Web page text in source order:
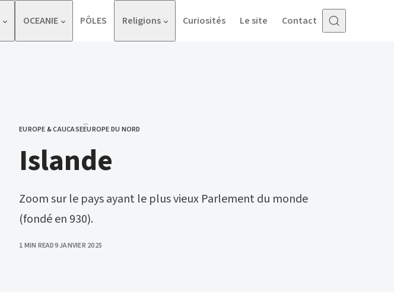
OCEANIE PÔLES Religions Curiosités Le site Contact
CATEGORY
EUROPE & CAUCASEEUROPE DU NORD
Islande
Zoom sur le pays ayant le plus vieux Parlement du monde
(fondé en 930).
1 MIN READPUBLISHED
9 JANVIER 2025